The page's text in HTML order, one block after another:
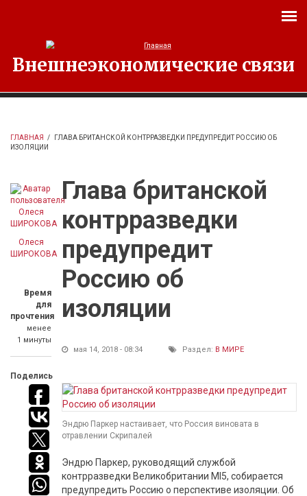
Внешнеэкономические связи
ГЛАВНАЯ /
ГЛАВА БРИТАНСКОЙ КОНТРРАЗВЕДКИ ПРЕДУПРЕДИТ РОССИЮ ОБ
ИЗОЛЯЦИИ
Олеся
ШИРОКОВА
Время
для
прочтения
менее
1 минуты
Поделись
Глава британской
контрразведки
предупредит
Россию об
изоляции
мая 14, 2018 - 08:34 Раздел: В МИРЕ
Эндрю Паркер настаивает, что Россия виновата в
отравлении Скрипалей
Эндрю Паркер, руководящий службой
контрразведки Великобритании MI5, собирается
предупредить Россию о перспективе изоляции. Об